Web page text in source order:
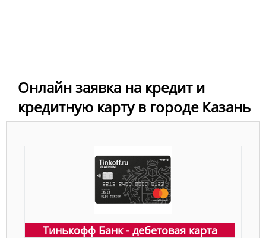
Онлайн заявка на кредит и
кредитную карту в городе Казань
Тинькофф Банк - дебетовая карта